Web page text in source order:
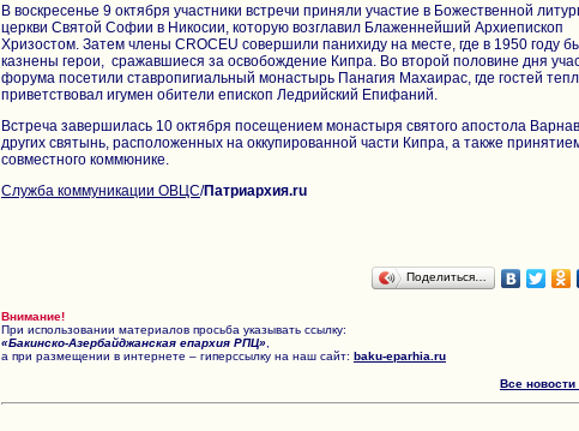
В воскресенье 9 октября участники встречи приняли участие в Божественной
церкви Святой Софии в Никосии, которую возглавил Блаженнейший Архиепископ
Хризостом. Затем члены CROCEU совершили панихиду на месте, где в 1950 году
казнены герои, сражавшиеся за освобождение Кипра. Во второй половине дня
форума посетили ставропигиальный монастырь Панагия Махаирас, где гостей
приветствовал игумен обители епископ Ледрийский Епифаний.
Встреча завершилась 10 октября посещением монастыря святого апостола
других святынь, расположенных на оккупированной части Кипра, а также
совместного коммюнике.
Служба коммуникации ОВЦС/Патриархия.ru
Поделиться…
Внимание!
При использовании материалов просьба указывать ссылку:
«Бакинско-Азербайджанская епархия РПЦ»
а при размещении в интернете – гиперссылку на наш сайт: baku-eparhia.ru
Все новости